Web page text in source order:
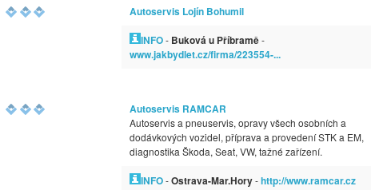
Autoservis Lojín Bohumil
INFO- Buková u Příbramě-
www.jakbydlet.cz/firma/223554-...
Autoservis RAMCAR
Autoservis a pneuservis, opravy všech osobních a
dodávkových vozidel, příprava a provedení STK a EM,
diagnostika Škoda, Seat, VW, tažné zařízení.
INFO-Ostrava-Mar.Hory-http://www.ramcar.cz